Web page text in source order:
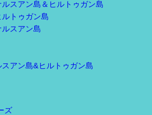
スアン島＆ヒルトゥガン島
トゥガン島
スアン島
アン島&ヒルトゥガン島
ズ